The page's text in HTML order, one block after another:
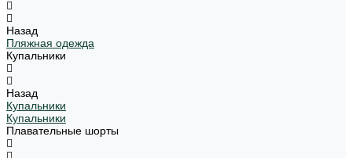
Назад
Пляжная одежда
Купальники
Назад
Купальники
Купальники
Плавательные шорты